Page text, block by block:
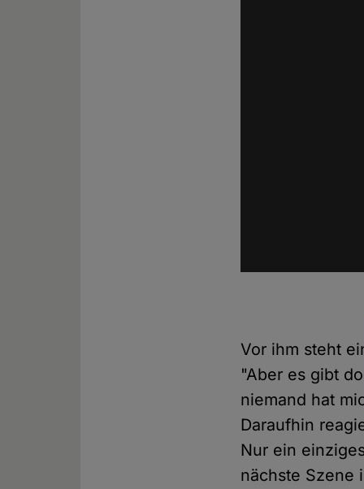
Vor ihm steht
"Aber es gibt
niemand hat
Daraufhin
Nur ein
nächste Szene